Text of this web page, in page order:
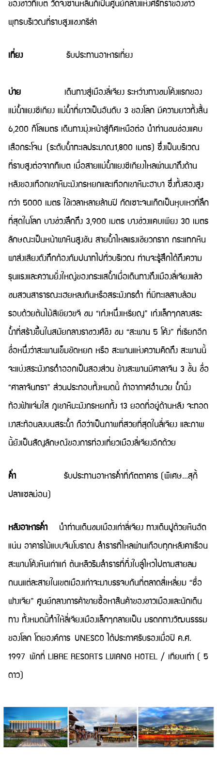
ของชาวทิเบต วัดจงซานหลินก็เป็นศูนย์กลางแห่งศรัทธาของชาว
พุทธบริเวณที่ราบสูงแชงกรีล่า
เที่ยง รับประทานอาหารเที่ยง
บ่าย
เดินทางสู่เมืองลี่เจียง ระหว่างทางชมโค้งแรกของ
แม่น้ำแยงซีเกียง แม่น้ำที่ยาวเป็นอันดับ 3 ของโลก มีความยาวทั้งสิ้น
6,200 กิโลเมตร เดินทางมุ่งหน้าสู่ทิศเหนือต่อ นำท่านชมช่องแคบ
เสือกระโจน (ระดับน้ำทะเลประมาณ1,800 เมตร) ซึ่งเป็นบริเวณ
ที่ราบสูงต่อจากทิเบต เมื่อสายแม่น้ำแยงซีเกียงไหลผ่านมาถึงด้าน
หลังของเทือกเขาหิมะมังกรหยกและเทือกเขาหิมะฮาบา ซึ่งทั้งสองสูง
กว่า 5000 เมตร ใช้เวลาหลายล้านปี กัดเซาะจนเกิดเป็นหุบเหวที่ลึก
ที่สุดในโลก บางช่วงลึกถึง 3,900 เมตร บางช่วงแคบเพียง 30 เมตร
ลักษณะเป็นหน้าผาหินสูงชัน สายน้ำไหลแรงเชียวกราก กระแทกหิน
ผาส่งเสียงดังกึกก้องกัมปนาทไปทั่วบริเวณ ท่านจะรู้สึกได้ถึงความ
รุนแรงและความยิ่งใหญ่ของกระแสน้ำเมื่อเดินทางถึงเมืองลี่เจียงแล้ว
ชมสวนสาธารณะเฮยหลงถันหรือสระมังกรดำ ที่มีทะเลสาบล้อม
รอบด้วยต้นไม้สีเขียวขจี ชม “เก๋งหนึ่งเหรียญ” เก๋งเล็กๆกลางสระ
น้ำที่สร้างขึ้นในสมัยกลางราชวงศ์ชิง ชม “สะพาน 5 โค้ง” ที่เรียกอีก
ชื่อหนึ่งว่าสะพานเข็มขัดหยก หรือ สะพานแห่งความคิดถึง สะพานนี้
จะแบ่งสระมังกรดำออกเป็นสองส่วน ข้างสะพานมีศาลาจีน 3 ชั้น ชื่อ
“ศาลาจันทรา” ส่วนประกอบทั้งหมดนี้ ถ้าอากาศอำนวย น้ำนิ่ง
ท้องฟ้าแจ่มใส ภูเขาหิมะมังกรหยกทั้ง 13 ยอดที่อยู่ด้านหลัง จะทอด
เงาสะท้อนลงบนสระน้ำ ถือว่าเป็นภาพที่สวยที่สุดในลี่เจียง และภาพ
นี้ยังเป็นสัญลักษณ์ของการท่องเที่ยวเมืองลี่เจียงอีกด้วย
ค่ำ
รับประทานอาหารค่ำที่ภัตตาคาร (พิเศษ...สุกี้
ปลาแซลม่อน)
หลังอาหารค่ำนำท่านเดินชมเมืองเก่าลี่เจียง ทางเดินปูด้วยหินอัด
แน่น อาคารไม้แบบจีนโบราณ ลำธารที่ไหลผ่านเกือบทุกหลังคาเรือน
สะพานโค้งหินเก่าแก่ ต้นหลิวริมลำธารที่กิ่งใบลู่ไหวไปตามสายลม
ถนนแต่ละสายในเขตเมืองเก่าจะมาบรรจบกันที่ตลาดสี่เหลี่ยม “ซื่อ
ฟางเจีย” ศูนย์กลางการค้าขายซื้อหาสินค้าของชาวเมืองและนักเดิน
ทาง ทั้งหมดนี้ทำให้ลี่เจียงเมืองเล็กๆกลายเป็น มรดกทางวัฒนธรรม
ของโลก โดยองค์การ UNESCO ได้ประกาศรับรองเมื่อปี ค.ศ.
1997 พักที่ LIBRE RESORTS LIJIANG HOTEL / เทียบเท่า ( 5
ดาว)